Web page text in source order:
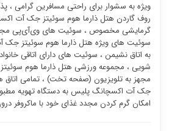
ویژه به سشوار برای راحتی مسافرین گرامی ،
روف گاردن هتل ذارما هوم سوئیتز جک آت
گرمایشی مخصوص ، سوئیت ‌های وی‌آی‌پی
سوئیت ‌های ویژه هتل ذارما هوم سوئیتز
به اتاق نشیمن ، سوئیت ‌های دارای اتاقی
شویی ، مجموعه ورزشی هتل ذارما هوم
مجهز به تلویزیون (صفحه تخت) ، تمامی اتاق
جک آت اکسچانگ پلیس به دستگاه تهویه
امکان گرم کردن مجدد غذای خود با ماکروفر